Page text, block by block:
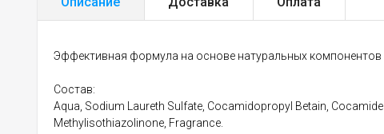
Эффективная формула на основе натуральных компонентов
Состав:
Aqua, Sodium Laureth Sulfate, Cocamidopropyl Betain,
Methylisothiazolinone, Fragrance.